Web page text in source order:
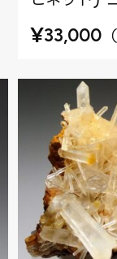
¥33,000 （